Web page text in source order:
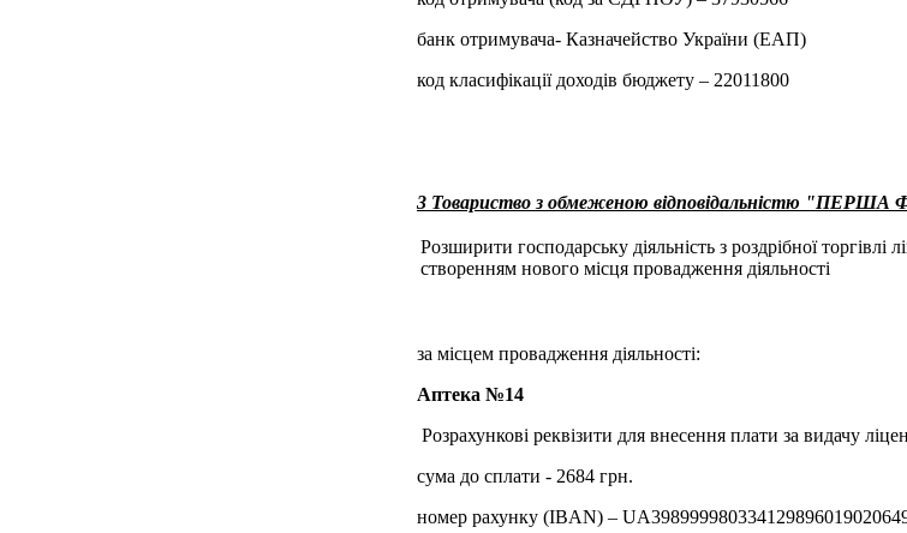
банк отримувача- Казначейство України (ЕАП)
код класифікації доходів бюджету – 22011800
3 Товариство з обмеженою відповідальністю
Розширити господарську діяльність з роздрібної торгівлі
створенням нового місця провадження діяльності
за місцем провадження діяльності:
Аптека №14
Розрахункові реквізити для внесення плати за видачу
сума до сплати - 2684 грн.
номер рахунку (IBAN) –